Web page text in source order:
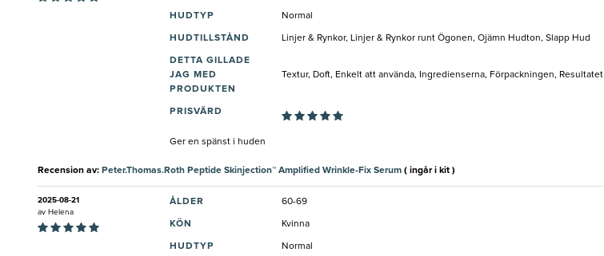
HUDTYP Normal
HUDTILLSTÅND Linjer & Rynkor, Linjer & Rynkor runt Ögonen, Ojämn Hudton, Slapp Hud
DETTA GILLADE
JAG MED
PRODUKTEN
Textur, Doft, Enkelt att använda, Ingredienserna, Förpackningen, Resultatet
PRISVÄRD
Ger en spänst i huden
Recension av: Peter.Thomas.Roth Peptide Skinjection™ Amplified Wrinkle-Fix Serum ( ingår i kit )
2025-08-21
av Helena
ÅLDER 60-69
KÖN Kvinna
HUDTYP Normal